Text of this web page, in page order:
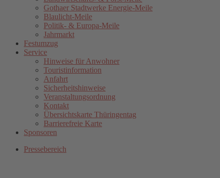
Gothaer Stadtwerke Energie-Meile
Blaulicht-Meile
Politik- & Europa-Meile
Jahrmarkt
Festumzug
Service
Hinweise für Anwohner
Touristinformation
Anfahrt
Sicherheitshinweise
Veranstaltungsordnung
Kontakt
Übersichtskarte Thüringentag
Barrierefreie Karte
Sponsoren
Pressebereich